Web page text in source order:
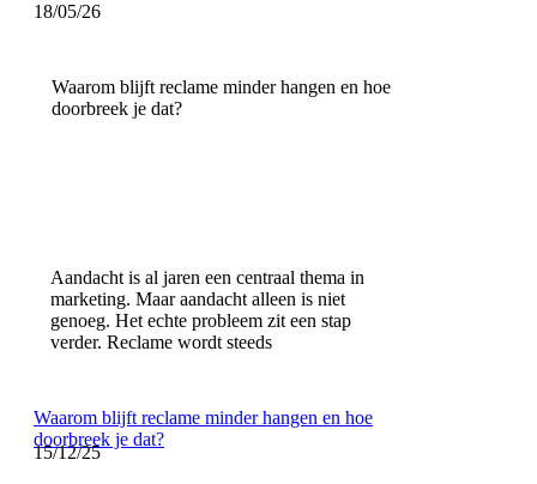
18/05/26
Waarom blijft reclame minder hangen en hoe
doorbreek je dat?
Aandacht is al jaren een centraal thema in
marketing. Maar aandacht alleen is niet
genoeg. Het echte probleem zit een stap
verder. Reclame wordt steeds
Waarom blijft reclame minder hangen en hoe
doorbreek je dat?
15/12/25